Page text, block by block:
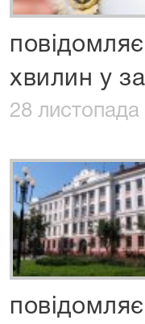
хвилин у
28 листопада